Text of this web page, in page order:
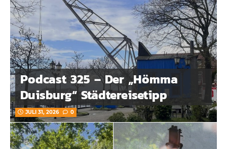
Podcast 325 – Der „Hömma
Duisburg“ Städtereisetipp
JULI 31, 2026 0